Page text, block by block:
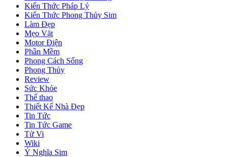
Kiến Thức Pháp Lý
Kiến Thức Phong Thủy Sim
Làm Đẹp
Mẹo Vặt
Motor Điện
Phần Mềm
Phong Cách Sống
Phong Thủy
Review
Sức Khỏe
Thể thao
Thiết Kế Nhà Đẹp
Tin Tức
Tin Tức Game
Tử Vi
Wiki
Ý Nghĩa Sim